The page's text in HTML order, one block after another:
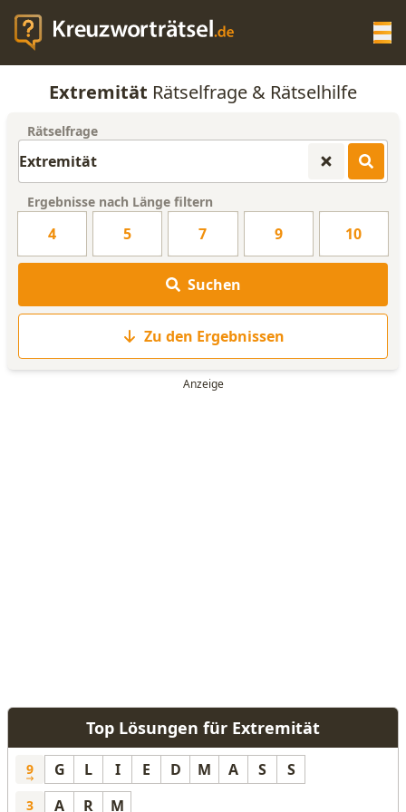
KREUZWORTRÄTSEL-HILFE
WORTLISTE
Extremität Rätselfrage & Rätselhilfe
Rätselfrage
Ergebnisse nach Länge filtern
4 5 7 9 10
Suchen
Zu den Ergebnissen
Top Lösungen für Extremität
9 G L I E D M A S S
3 A R M